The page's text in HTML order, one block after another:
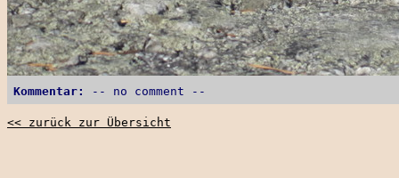
Kommentar: -- no comment --
<< zurück zur Übersicht